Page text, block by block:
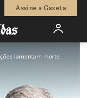
Assine a Gazeta
lamentam morte